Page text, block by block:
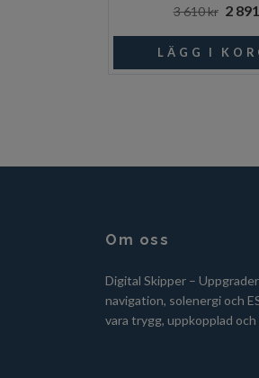
3 610 kr 2
Om oss
Digital Skipper –
navigation, solenergi och
vara trygg, uppkopplad